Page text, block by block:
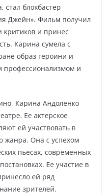
блокбастер
Джейн». Фильм получил
критиков и принес
Карина сумела с
образ героини и
профессионализмом и
Карина Андоленко
Ее актерское
ей участвовать в
жанра. Она с успехом
пьесах, современных
Ее участие в
ей ряд
зрителей.